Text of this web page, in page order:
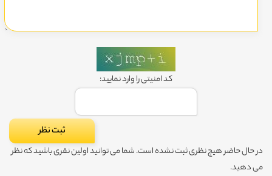
کد امنیتی را وارد نمایید:
در حال حاضر هیچ نظری ثبت نشده است. شما می توانید اولین نفری باشید که نظر
می دهید.